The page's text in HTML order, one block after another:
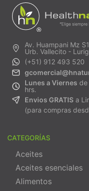
Av. Huampani Mz
Urb. Vallecito -
(+51) 912 493 520
Lunes a Viernes de
hrs.
Envios GRATIS a
(para compras
CATEGORÍAS
Aceites
Aceites esenciales
Alimentos